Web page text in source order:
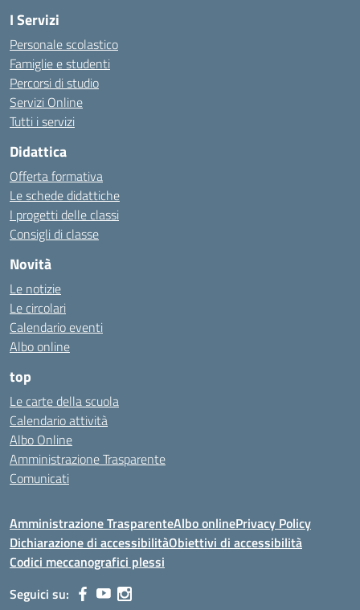
I Servizi
Personale scolastico
Famiglie e studenti
Percorsi di studio
Servizi Online
Tutti i servizi
Didattica
Offerta formativa
Le schede didattiche
I progetti delle classi
Consigli di classe
Novità
Le notizie
Le circolari
Calendario eventi
Albo online
top
Le carte della scuola
Calendario attività
Albo Online
Amministrazione Trasparente
Comunicati
Amministrazione TrasparenteAlbo onlinePrivacy Policy
Dichiarazione di accessibilitàObiettivi di accessibilità
Codici meccanografici plessi
Seguici su: